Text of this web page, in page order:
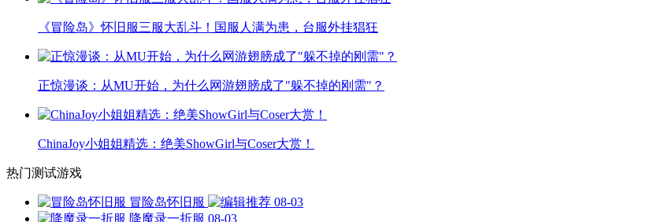
《冒险岛》怀旧服三服大乱斗！国服人满为患，台服外挂猖狂
正惊漫谈：从MU开始，为什么网游翅膀成了"躲不掉的刚需"？
ChinaJoy小姐姐精选：绝美ShowGirl与Coser大赏！
热门测试游戏
冒险岛怀旧服
08-03
降魔录一折服 08-03